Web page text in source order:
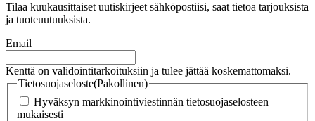
Tilaa kuukausittaiset uutiskirjeet sähköpostiisi, saat tietoa tarjouksista
ja tuoteuutuuksista.
Email
Kenttä on validointitarkoituksiin ja tulee jättää koskemattomaksi.
Tietosuojaseloste(Pakollinen)
Hyväksyn markkinointiviestinnän tietosuojaselosteen
mukaisesti